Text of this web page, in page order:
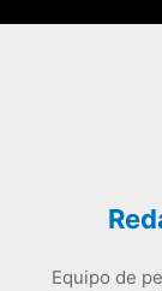
Equipo de